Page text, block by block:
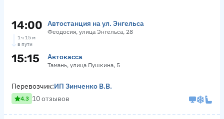
14:00 Автостанция на ул. Энгельса
Феодосия, улица Энгельса, 28
1 ч 15 м
в пути
15:15 Автокасса
Тамань, улица Пушкина, 5
Перевозчик:ИП Зинченко В.В.
4.3 10 отзывов